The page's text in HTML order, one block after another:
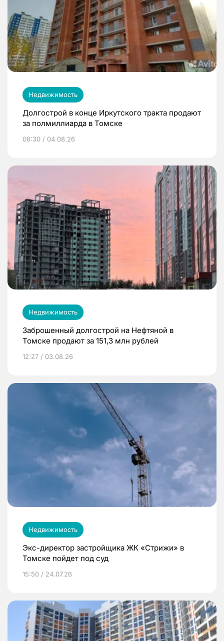
Недвижимость
Долгострой в конце Иркутского тракта продают
за полмиллиарда в Томске
08:30 / 04.08.26
Недвижимость
Заброшенный долгострой на Нефтяной в
Томске продают за 151,3 млн рублей
12:27 / 03.08.26
Недвижимость
Экс-директор застройщика ЖК «Стрижи» в
Томске пойдет под суд
15:50 / 24.07.26